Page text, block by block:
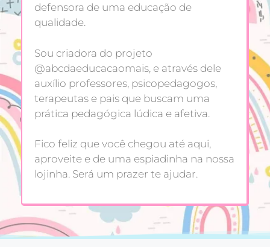
defensora de uma educação de
qualidade.
Sou criadora do projeto
@abcdaeducacaomais, e através dele
auxílio professores, psicopedagogos,
terapeutas e pais que buscam uma
prática pedagógica lúdica e afetiva.
Fico feliz que você chegou até aqui,
aproveite e de uma espiadinha na nossa
lojinha. Será um prazer te ajudar.